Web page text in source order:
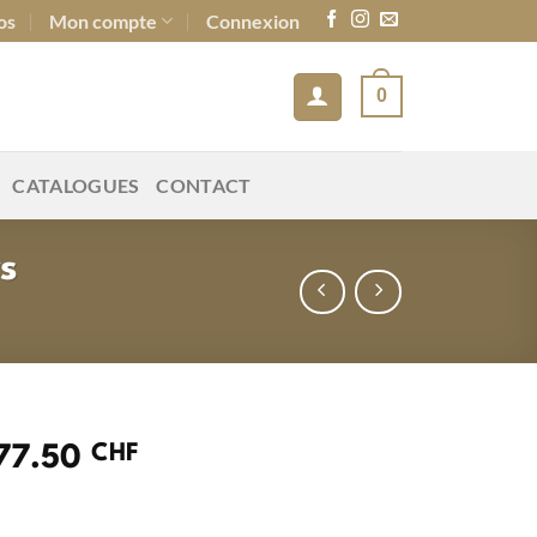
Mon compte Connexion
0
CATALOGUES CONTACT
CHF
actuel